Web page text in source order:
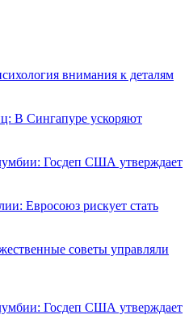
внимания к деталям
В Сингапуре ускоряют
Госдеп США утверждает
Евросоюз рискует стать
советы управляли
Госдеп США утверждает